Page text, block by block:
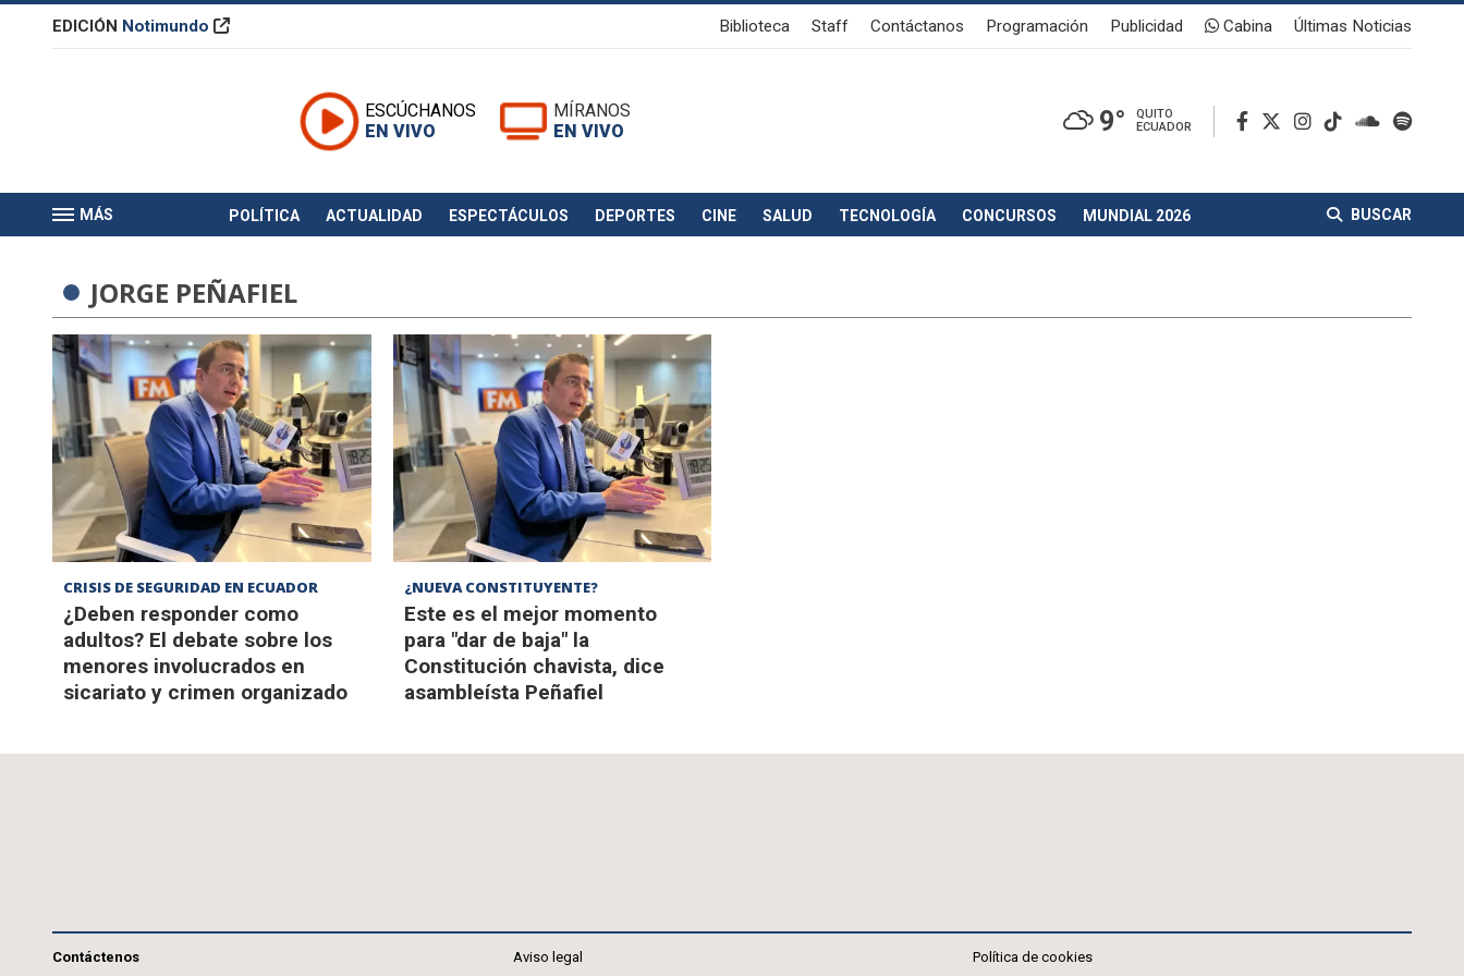
EDICIÓN Notimundo Biblioteca Staff Contáctanos Programación Publicidad Cabina Últimas Noticias
ESCÚCHANOS
EN VIVO
MÍRANOS
EN VIVO
9°
QUITO
ECUADOR
MÁS POLÍTICA ACTUALIDAD ESPECTÁCULOS DEPORTES CINE SALUD TECNOLOGÍA CONCURSOS MUNDIAL 2026 BUSCAR
JORGE PEÑAFIEL
CRISIS DE SEGURIDAD EN ECUADOR
¿Deben responder como
adultos? El debate sobre los
menores involucrados en
sicariato y crimen organizado
¿NUEVA CONSTITUYENTE?
Este es el mejor momento
para "dar de baja" la
Constitución chavista, dice
asambleísta Peñafiel
Contáctenos
Aviso legal
Política de cookies